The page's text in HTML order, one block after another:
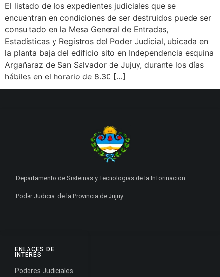
El listado de los expedientes judiciales que se
encuentran en condiciones de ser destruidos puede ser
consultado en la Mesa General de Entradas,
Estadísticas y Registros del Poder Judicial, ubicada en
la planta baja del edificio sito en Independencia esquina
Argañaraz de San Salvador de Jujuy, durante los días
hábiles en el horario de 8.30 […]
ENLACES DE
INTERÉS
Poderes Judiciales
Departamento de Sistemas y Tecnologías de la Información.
Poder Judicial de la Provincia de Jujuy